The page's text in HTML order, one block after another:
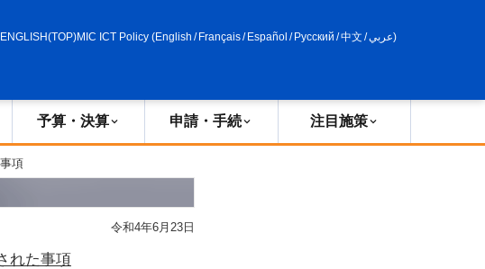
ENGLISH(TOP)MIC ICT Policy (English / Français/ Español / Русский /中文 /عربي)
予算・決算 申請・手続 注目施策
項
令和4年6月23日
れた事項